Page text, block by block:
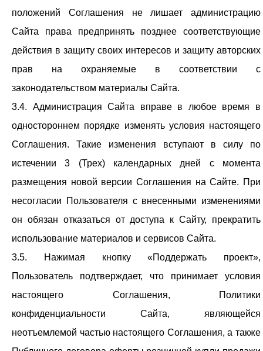
положений Соглашения не лишает администрацию
Сайта права предпринять позднее соответствующие
действия в защиту своих интересов и защиту авторских
прав на охраняемые в соответствии с
законодательством материалы Сайта.
3.4. Администрация Сайта вправе в любое время в
одностороннем порядке изменять условия настоящего
Соглашения. Такие изменения вступают в силу по
истечении 3 (Трех) календарных дней с момента
размещения новой версии Соглашения на Сайте. При
несогласии Пользователя с внесенными изменениями
он обязан отказаться от доступа к Сайту, прекратить
использование материалов и сервисов Сайта.
3.5. Нажимая кнопку «Поддержать проект»,
Пользователь подтверждает, что принимает условия
настоящего Соглашения, Политики
конфиденциальности Сайта, являющейся
неотъемлемой частью настоящего Соглашения, а также